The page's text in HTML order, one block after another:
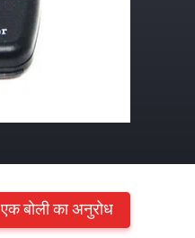
एक बोली का अनुरोध